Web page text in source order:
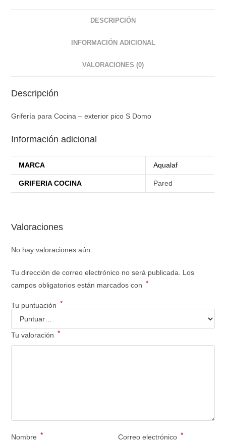
DESCRIPCIÓN
INFORMACIÓN ADICIONAL
VALORACIONES (0)
Descripción
Grifería para Cocina – exterior pico S Domo
Información adicional
MARCA Aqualaf
GRIFERIA COCINA Pared
Valoraciones
No hay valoraciones aún.
Tu dirección de correo electrónico no será publicada. Los
campos obligatorios están marcados con *
Tu puntuación *
Tu valoración *
Nombre * Correo electrónico *